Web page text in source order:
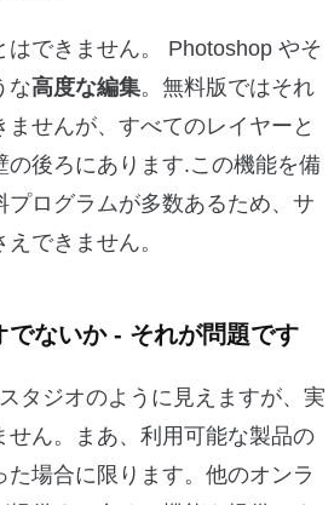
はできません。 Photoshop やそ
な高度な編集。無料版ではそれ
ませんが、すべてのレイヤーと
の後ろにあります.この機能を備
プログラムが多数あるため、サ
できません。
でないか - それが問題です
タジオのように見えますが、実
せん。まあ、利用可能な製品の
場合に限ります。他のオンラ